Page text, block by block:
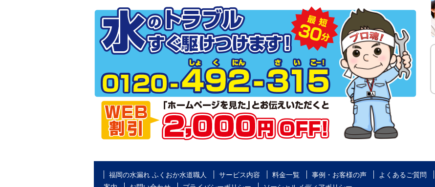
福岡の水漏れ ふくおか水道職人 サービス内容 料金一覧 事例・お客様の声 よくあるご質問